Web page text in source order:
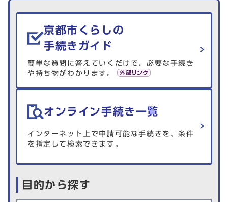
生活情報を探す
京都市くらしの
手続きガイド
簡単な質問に答えていくだけで、必要な手続き
や持ち物がわかります。
オンライン手続き一覧
インターネット上で申請可能な手続きを、条件
を指定して検索できます。
目的から探す